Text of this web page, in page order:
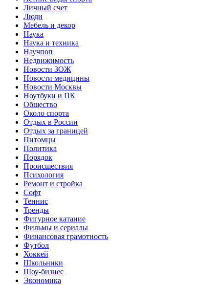
Личный счет
Люди
Мебель и декор
Наука
Наука и техника
Научпоп
Недвижимость
Новости ЗОЖ
Новости медицины
Новости Москвы
Ноутбуки и ПК
Общество
Около спорта
Отдых в России
Отдых за границей
Питомцы
Политика
Порядок
Происшествия
Психология
Ремонт и стройка
Софт
Теннис
Тренды
Фигурное катание
Фильмы и сериалы
Финансовая грамотность
Футбол
Хоккей
Школьники
Шоу-бизнес
Экономика